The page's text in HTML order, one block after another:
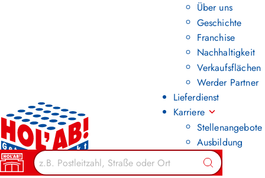
Über uns
Geschichte
Franchise
Nachhaltigkeit
Verkaufsflächen
Werder Partner
Lieferdienst
Karriere
Stellenangebote
Ausbildung
Suchen
Zurück zur Übersicht